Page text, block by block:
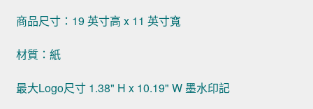
商品尺寸：19 英寸高 x 11 英寸寬
材質：紙
最大Logo尺寸 1.38" H x 10.19" W 墨水印記